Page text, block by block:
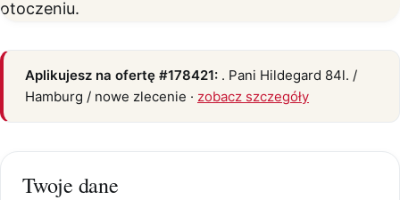
Aplikujesz na ofertę #178421: . Pani Hildegard 84l. /
Hamburg / nowe zlecenie · zobacz szczegóły
Twoje dane